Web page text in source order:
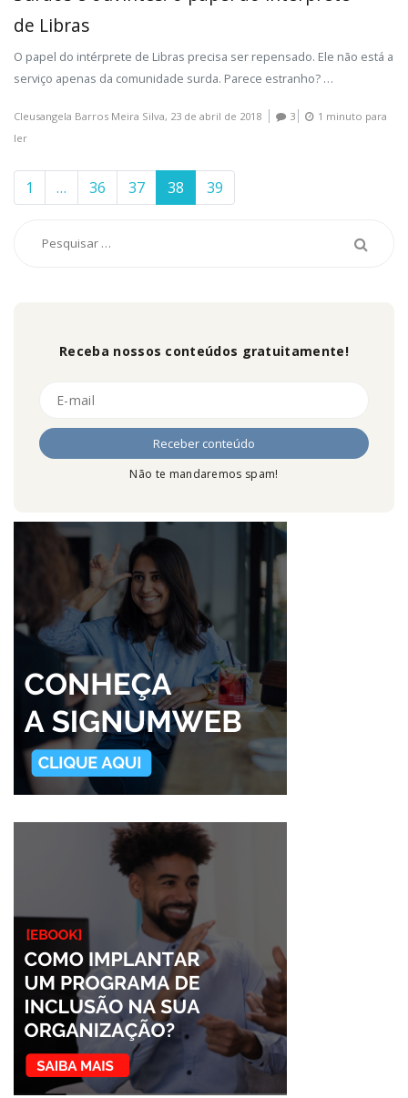
de Libras
O papel do intérprete de Libras precisa ser repensado. Ele não está a
serviço apenas da comunidade surda. Parece estranho? …
Cleusangela Barros Meira Silva, 23 de abril de 2018 3
1 minuto para
ler
1 … 36 37 38 39
Receba nossos conteúdos gratuitamente!
Não te mandaremos spam!